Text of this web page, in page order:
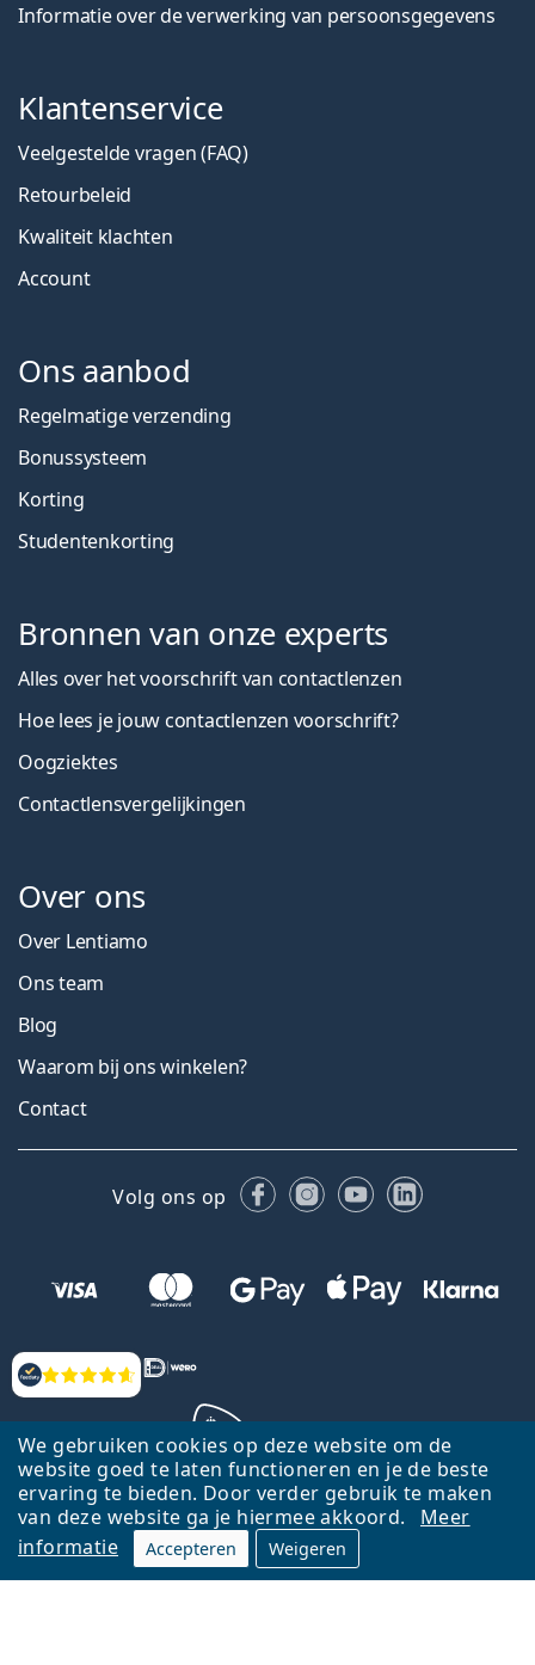
We gebruiken cookies op deze website om de
website goed te laten functioneren en je de beste
ervaring te bieden. Door verder gebruik te maken
van deze website ga je hiermee akkoord.
Meer
informatie
Accepteren Weigeren
Beoordelingen
Informatie over de verwerking van persoonsgegevens
Klantenservice
Veelgestelde vragen (FAQ)
Retourbeleid
Kwaliteit klachten
Account
Ons aanbod
Regelmatige verzending
Bonussysteem
Korting
Studentenkorting
Bronnen van onze experts
Alles over het voorschrift van contactlenzen
Hoe lees je jouw contactlenzen voorschrift?
Oogziektes
Contactlensvergelijkingen
Over ons
Over Lentiamo
Ons team
Blog
Waarom bij ons winkelen?
Contact
Volg ons op FacebookInstagram
YouTubeLinkedIn
Terug naar de homepagina
Ga omhoog
Lentiamo.nl is eigendom van en wordt beheerd door Lentiamo s.r.o.,
Tsjechië
Hier al 18 jaar voor jou.